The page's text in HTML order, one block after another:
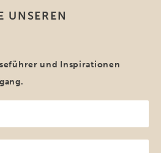
UNSEREN
und Inspirationen